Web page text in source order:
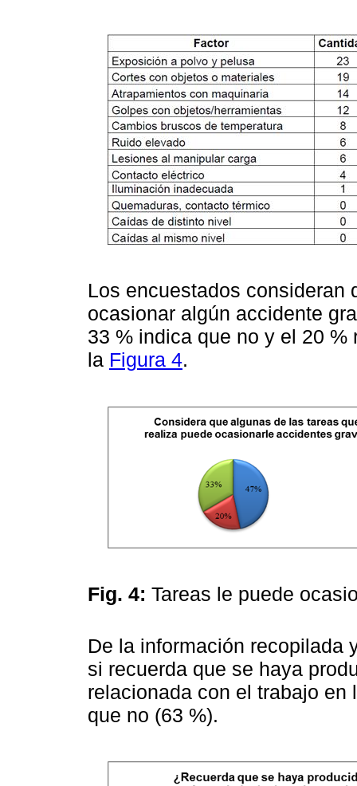
Los encuestados consideran
ocasionar algún accidente
33 % indica que no y el 20
la Figura 4.
Fig. 4: Tareas le puede
De la información recopilada
si recuerda que se haya
relacionada con el trabajo
que no (63 %).